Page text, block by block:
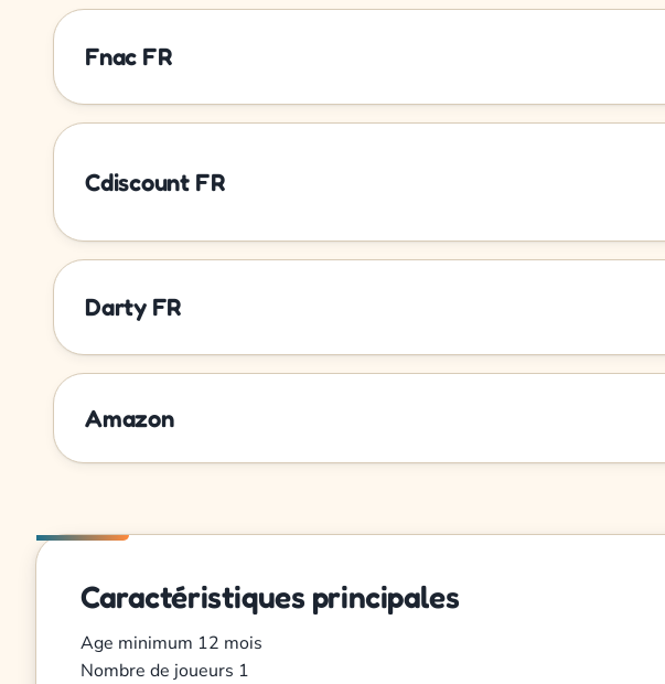
Fnac FR
Cdiscount FR
Darty FR
Amazon
Caractéristiques principales
Age minimum 12 mois
Nombre de joueurs 1